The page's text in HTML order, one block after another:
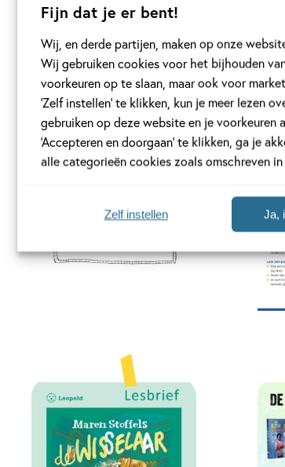
Fijn dat je er bent!
Wij, en derde partijen, maken op onze
Wij gebruiken cookies voor het bijhouden
voorkeuren op te slaan, maar ook voor
‘Zelf instellen’ te klikken, kun je meer lezen
gebruiken op deze website en je voorkeuren
‘Accepteren en doorgaan’ te klikken, ga je
alle categorieën cookies zoals omschreven
Ja,
Zelf instellen